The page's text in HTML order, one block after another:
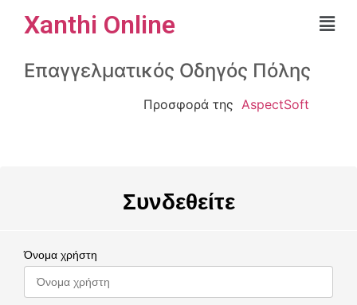
Xanthi Online
Επαγγελματικός Οδηγός Πόλης
Προσφορά της AspectSoft
Συνδεθείτε
Όνομα χρήστη